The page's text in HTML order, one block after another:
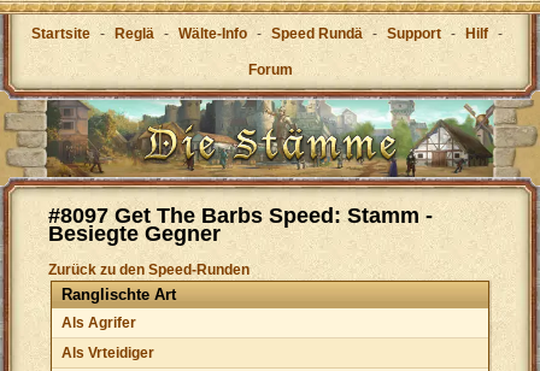
Startsite - Reglä - Wälte-Info - Speed Rundä - Support - Hilf -
Forum
#8097 Get The Barbs Speed: Stamm -
Besiegte Gegner
Zurück zu den Speed-Runden
Ranglischte Art
Als Agrifer
Als Vrteidiger